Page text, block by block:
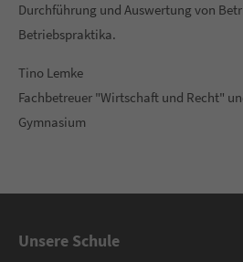
Durchführung und Auswertung von
Betriebspraktika.
Tino Lemke
Fachbetreuer "Wirtschaft und Recht"
Gymnasium
Unsere Schule